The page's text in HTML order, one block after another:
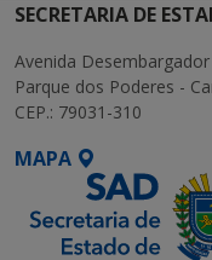
SECRETARIA DE
Avenida
Parque dos Poderes -
CEP.: 79031-310
MAPA